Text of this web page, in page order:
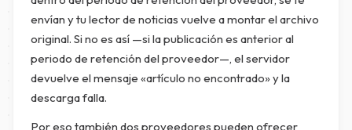
envían y tu lector de noticias vuelve a montar el archivo
original. Si no es así —si la publicación es anterior al
periodo de retención del proveedor—, el servidor
devuelve el mensaje «artículo no encontrado» y la
descarga falla.
Por eso también dos proveedores pueden ofrecer